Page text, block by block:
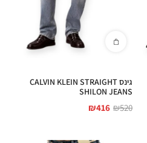
גינס CALVIN KLEIN STRAIGHT
SHILON JEANS
₪520
₪416